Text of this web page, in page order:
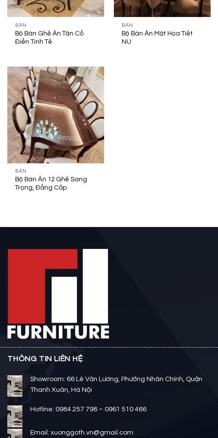
BÀN
Bộ Bàn Ghế Ăn Tân Cổ
Điển Tinh Tế
BÀN
Bộ Bàn Ăn Mặt Họa Tiết
NU
BÀN
Bộ Bàn Ăn 12 Ghế Sang
Trọng, Đẳng Cấp
THÔNG TIN LIÊN HỆ
Showroom: 66 Lê Văn Lương, Phường Nhân Chính, Quận
Thanh Xuân, Hà Nội
Hotline: 0984 257 798 – 0961 510 466
Email: xuonggoth.vn@gmail.com